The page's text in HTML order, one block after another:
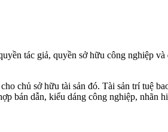
tác giả, quyền sở hữu công nghiệp
chủ sở hữu tài sản đó. Tài sản trí tuệ
bán dẫn, kiểu dáng công nghiệp, nhãn